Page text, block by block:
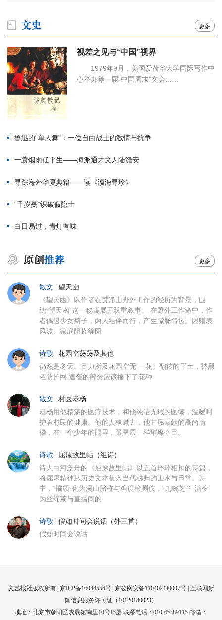
更多
视差之见与“中国”视界
1979年9月，美国爱荷华大学国际写作中
心举办第一届“中国周末”文会……
鲁迅的“单人舞”：一位自由战士的激情与抗争
一蓑烟雨任平生——海派通才文人陆澹安
寻踪海外华夏典籍——读《瀛海寻珍》
“千岁蘽”识破假隐士
白日易过，青灯有味
更多
散文 | 望天凼
《望天凼》以作者在梵净山野外工作的经历为背景，围
绕“望天凼”这一秘境展开双重叙事。 在野外工作途中，作
者偶遇少女菊子，两人结伴而行，产生朦胧情愫。因赠表
风波、家庭阻挠等阴
诗歌 | 花园空荡荡及其他
仍然是冬天。目力所及花园空无 一花。翻转的干土，被黑
色防护网 遮覆的部分应该播下了花种
散文 | 村医老杨
老杨用他精湛的医疗技术，和他纯洁无瑕的医德，温暖呵
护着村民的健康。他的人格魅力，他甘愿奉献的高尚情
操，在一个少年的眼里，跟星辰一样璀璨夺目。
诗歌 | 屈原故里帖（组诗）
诗人白河泛舟的《屈原故里帖》以五首环环相扣的诗篇，
将屈原精神从历史文本植入当代秭归的山水与日常。诗
中，“橘颂”化为漫山脐橙与糖度检测仪，“九畹芝兰”演变
为丝绵茶与直播间的
诗歌 | 假如时间会说话（外三首）
假如时间会说话
文艺报社版权所有 | 京ICP备16044554号| 京公网安备110402440007号 | 互联网新
闻信息服务许可证（10120180023）
地址：北京市朝阳区农展馆南里10号15层 联系电话：010-65389115 邮箱：